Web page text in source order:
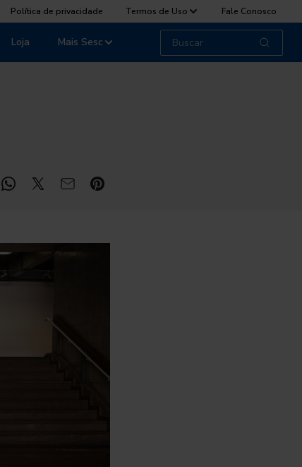
Política de privacidade Termos de Uso Fale Conosco
Loja Mais Sesc